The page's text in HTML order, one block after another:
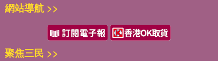
網站導航 >>
聚焦三民 >>